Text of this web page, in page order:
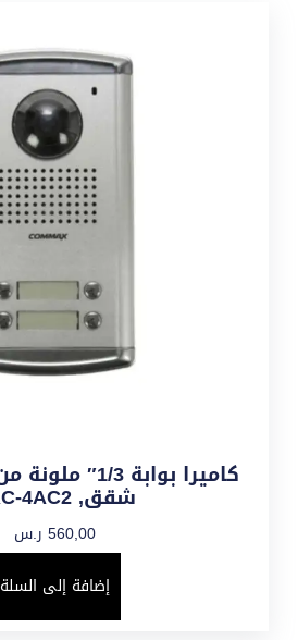
شقق, DRC-4AC2
560,00 ر.س
إضافة إلى السلة